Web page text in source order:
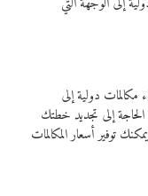
مكالمات دولية إلى
إلى تجديد خطتك
توفير أسعار المكالمات